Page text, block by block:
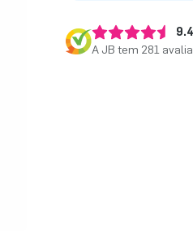
A JB tem 281